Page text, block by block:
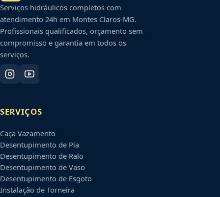
Serviços hidráulicos completos com
atendimento 24h em Montes Claros-MG.
Profissionais qualificados, orçamento sem
compromisso e garantia em todos os
serviços.
SERVIÇOS
Caça Vazamento
Desentupimento de Pia
Desentupimento de Ralo
Desentupimento de Vaso
Desentupimento de Esgoto
Instalação de Torneira